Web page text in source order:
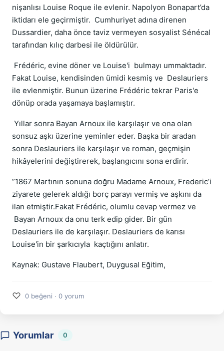
nişanlısı Louise Roque ile evlenir. Napolyon Bonapart’da
iktidarı ele geçirmiştir. Cumhuriyet adına direnen
Dussardier, daha önce taviz vermeyen sosyalist Sénécal
tarafından kılıç darbesi ile öldürülür.
Frédéric, evine döner ve Louise'i bulmayı ummaktadır.
Fakat Louise, kendisinden ümidi kesmiş ve Deslauriers
ile evlenmiştir. Bunun üzerine Frédéric tekrar Paris'e
dönüp orada yaşamaya başlamıştır.
Yıllar sonra Bayan Arnoux ile karşılaşır ve ona olan
sonsuz aşkı üzerine yeminler eder. Başka bir aradan
sonra Deslauriers ile karşılaşır ve roman, geçmişin
hikâyelerini değiştirerek, başlangıcını sona erdirir.
”1867 Martının sonuna doğru Madame Arnoux, Frederic’i
ziyarete gelerek aldığı borç parayı vermiş ve aşkını da
ilan etmiştir.Fakat Frédéric, olumlu cevap vermez ve
Bayan Arnoux da onu terk edip gider. Bir gün
Deslauriers ile de karşılaşır. Deslauriers de karısı
Louise'in bir şarkıcıyla kaçtığını anlatır.
Kaynak: Gustave Flaubert, Duygusal Eğitim,
♡ 0 beğeni · 0 yorum
Yorumlar 0